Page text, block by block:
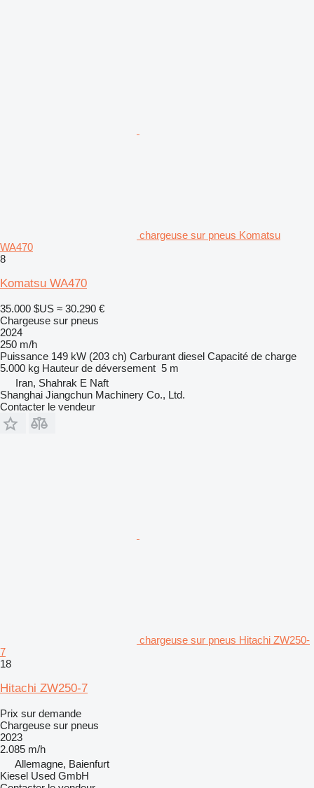
chargeuse sur pneus Komatsu
WA470
8
Komatsu WA470
35.000 $US ≈ 30.290 €
Chargeuse sur pneus
2024
250 m/h
Puissance 149 kW (203 ch) Carburant diesel Capacité de charge
5.000 kg Hauteur de déversement 5 m
Iran, Shahrak E Naft
Shanghai Jiangchun Machinery Co., Ltd.
Contacter le vendeur
chargeuse sur pneus Hitachi ZW250-
7
18
Hitachi ZW250-7
Prix sur demande
Chargeuse sur pneus
2023
2.085 m/h
Allemagne, Baienfurt
Kiesel Used GmbH